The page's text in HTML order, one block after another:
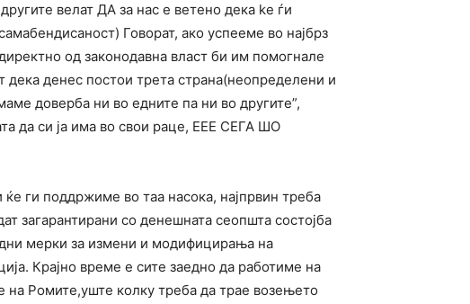
велат ДА за нас е ветено дека kе ѓи
Говорат, ако успееме во најбрз
од законодавна власт би им помогнале
денес постои трета страна(неопределени и
доверба ни во едните па ни во другите”,
да си ја има во свои раце, ЕЕЕ СЕГА ШО
ги поддржиме во таа насока, најпрвин треба
загарантирани со денешната сеопшта состојба
мерки за измени и модифицирања на
Крајно време е сите заедно да работиме на
Ромите,уште колку треба да трае возењето